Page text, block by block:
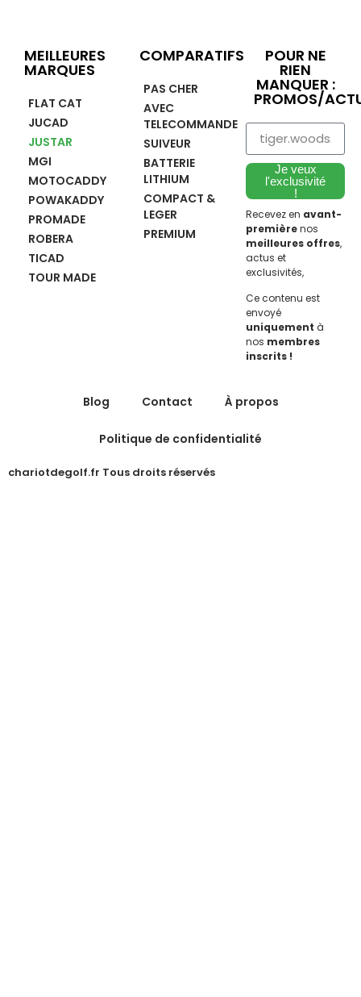
MEILLEURES
MARQUES
FLAT CAT
JUCAD
JUSTAR
MGI
MOTOCADDY
POWAKADDY
PROMADE
ROBERA
TICAD
TOUR MADE
COMPARATIFS
PAS CHER
AVEC
TELECOMMANDE
SUIVEUR
BATTERIE
LITHIUM
COMPACT &
LEGER
PREMIUM
POUR NE
RIEN
MANQUER :
PROMOS/
Je veux
l'exclusivité
!
Recevez en avant-
premièrenos
meilleures offres,
actus et
exclusivités,
Ce contenu est
envoyé
uniquement à
nos membres
inscrits !
chariotdegolf.fr Tous droits réservés
Blog Contact À propos
Politique de confidentialité